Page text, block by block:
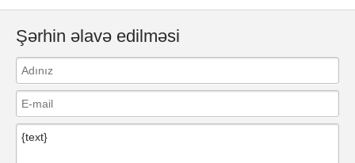
Şərhin əlavə edilməsi